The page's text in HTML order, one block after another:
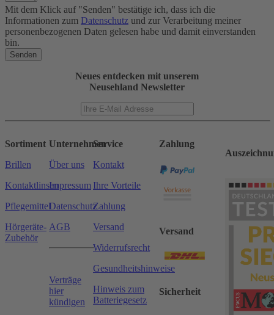
Mit dem Klick auf "Senden" bestätige ich, dass ich die
Informationen zum Datenschutz und zur Verarbeitung meiner
personenbezogenen Daten gelesen habe und damit einverstanden
bin.
Senden
Neues entdecken mit unserem
Neusehland Newsletter
Sortiment
Brillen
Kontaktlinsen
Pflegemittel
Hörgeräte-
Zubehör
Unternehmen
Über uns
Impressum
Datenschutz
AGB
Verträge
hier
kündigen
Service
Kontakt
Ihre Vorteile
Zahlung
Versand
Widerrufsrecht
Gesundheitshinweise
Hinweis zum
Batteriegesetz
Zahlung
Versand
Sicherheit